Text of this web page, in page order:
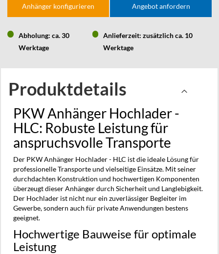
Anhänger konfigurieren Angebot anfordern
Abholung: ca. 30
Werktage
Anlieferzeit: zusätzlich ca. 10
Werktage
Produktdetails
PKW Anhänger Hochlader -
HLC: Robuste Leistung für
anspruchsvolle Transporte
Der PKW Anhänger Hochlader - HLC ist die ideale Lösung für
professionelle Transporte und vielseitige Einsätze. Mit seiner
durchdachten Konstruktion und hochwertigen Komponenten
überzeugt dieser Anhänger durch Sicherheit und Langlebigkeit.
Der Hochlader ist nicht nur ein zuverlässiger Begleiter im
Gewerbe, sondern auch für private Anwendungen bestens
geeignet.
Hochwertige Bauweise für optimale
Leistung